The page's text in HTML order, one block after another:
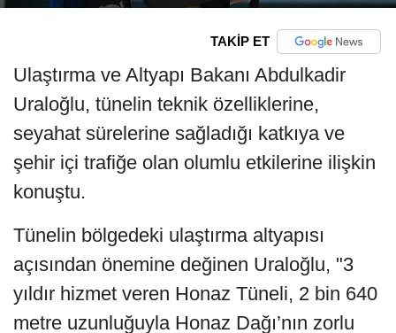
TAKİP ET
Ulaştırma ve Altyapı Bakanı Abdulkadir
Uraloğlu, tünelin teknik özelliklerine,
seyahat sürelerine sağladığı katkıya ve
şehir içi trafiğe olan olumlu etkilerine ilişkin
konuştu.
Tünelin bölgedeki ulaştırma altyapısı
açısından önemine değinen Uraloğlu, "3
yıldır hizmet veren Honaz Tüneli, 2 bin 640
metre uzunluğuyla Honaz Dağı’nın zorlu